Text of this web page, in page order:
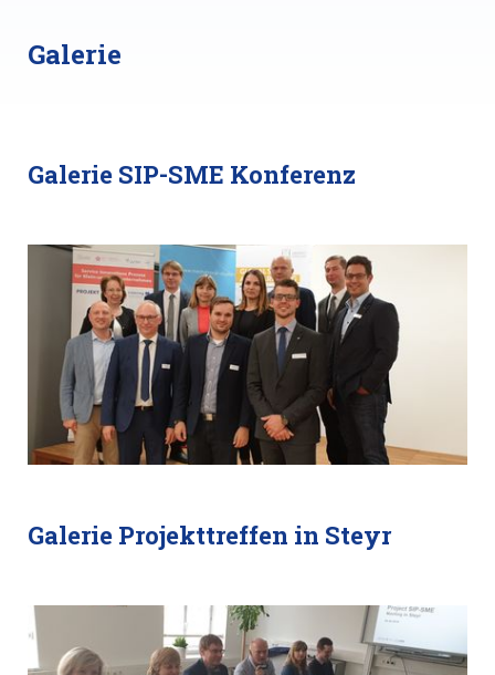
Galerie
Galerie SIP-SME Konferenz
Galerie Projekttreffen in Steyr